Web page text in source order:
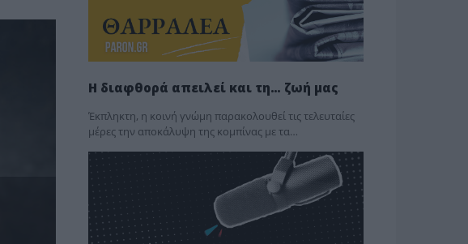
Η διαφθορά απειλεί και τη… ζωή μας
Έκπληκτη, η κοινή γνώμη παρακολουθεί τις τελευταίες
μέρες την αποκάλυψη της κο­μπίνας με τα…